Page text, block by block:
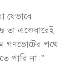
যেভাবে
তা একেবারেই
গণভোটের পথে
পারি না।”